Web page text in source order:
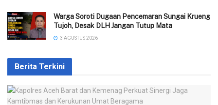
Warga Soroti Dugaan Pencemaran Sungai Krueng
Tujoh, Desak DLH Jangan Tutup Mata
3 AGUSTUS 2026
Berita Terkini